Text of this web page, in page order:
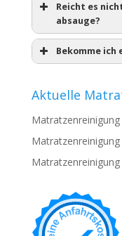
Reicht es
absauge?
Bekomme
Aktuelle
Matratzenreinigung
Matratzenreinigung